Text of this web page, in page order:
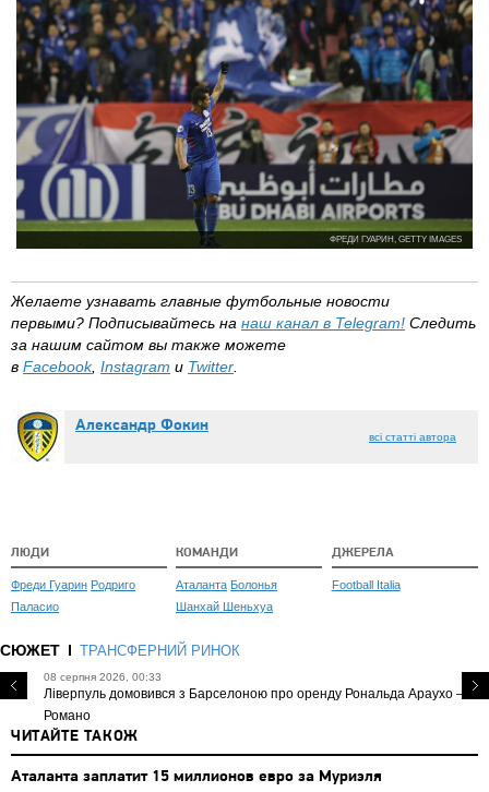
ФРЕДИ ГУАРИН, GETTY IMAGES
Желаете узнавать главные футбольные новости
первыми? Подписывайтесь на наш канал в Telegram! Следить
за нашим сайтом вы также можете
в Facebook, Instagram и Twitter
Александр Фокин
всі статті автора
ЛЮДИ
Фреди Гуарин Родриго
Паласио
КОМАНДИ
Аталанта Болонья
Шанхай Шеньхуа
ДЖЕРЕЛА
Football Italia
СЮЖЕТ ТРАНСФЕРНИЙ РИНОК
08 серпня 2026, 00:33
Ліверпуль домовився з Барселоною про оренду Рональда Араухо —
Романо
ЧИТАЙТЕ ТАКОЖ
Аталанта заплатит 15 миллионов евро за Муриэля